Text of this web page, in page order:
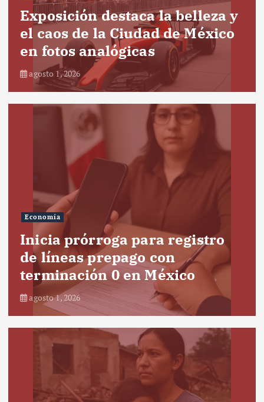
Exposición destaca la belleza y
el caos de la Ciudad de México
en fotos analógicas
agosto 1, 2026
Economía
Inicia prórroga para registro
de líneas prepago con
terminación 0 en México
agosto 1, 2026